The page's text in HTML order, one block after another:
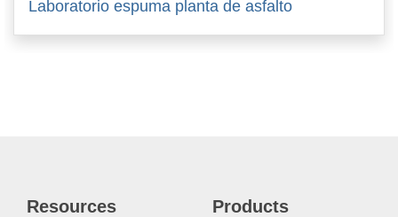
Laboratorio espuma planta de asfalto
Resources Products